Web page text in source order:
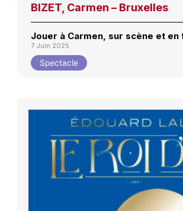
BIZET, Carmen – Bruxelles
Jouer à Carmen, sur scène et en
7 Juin 2025
Spectacle